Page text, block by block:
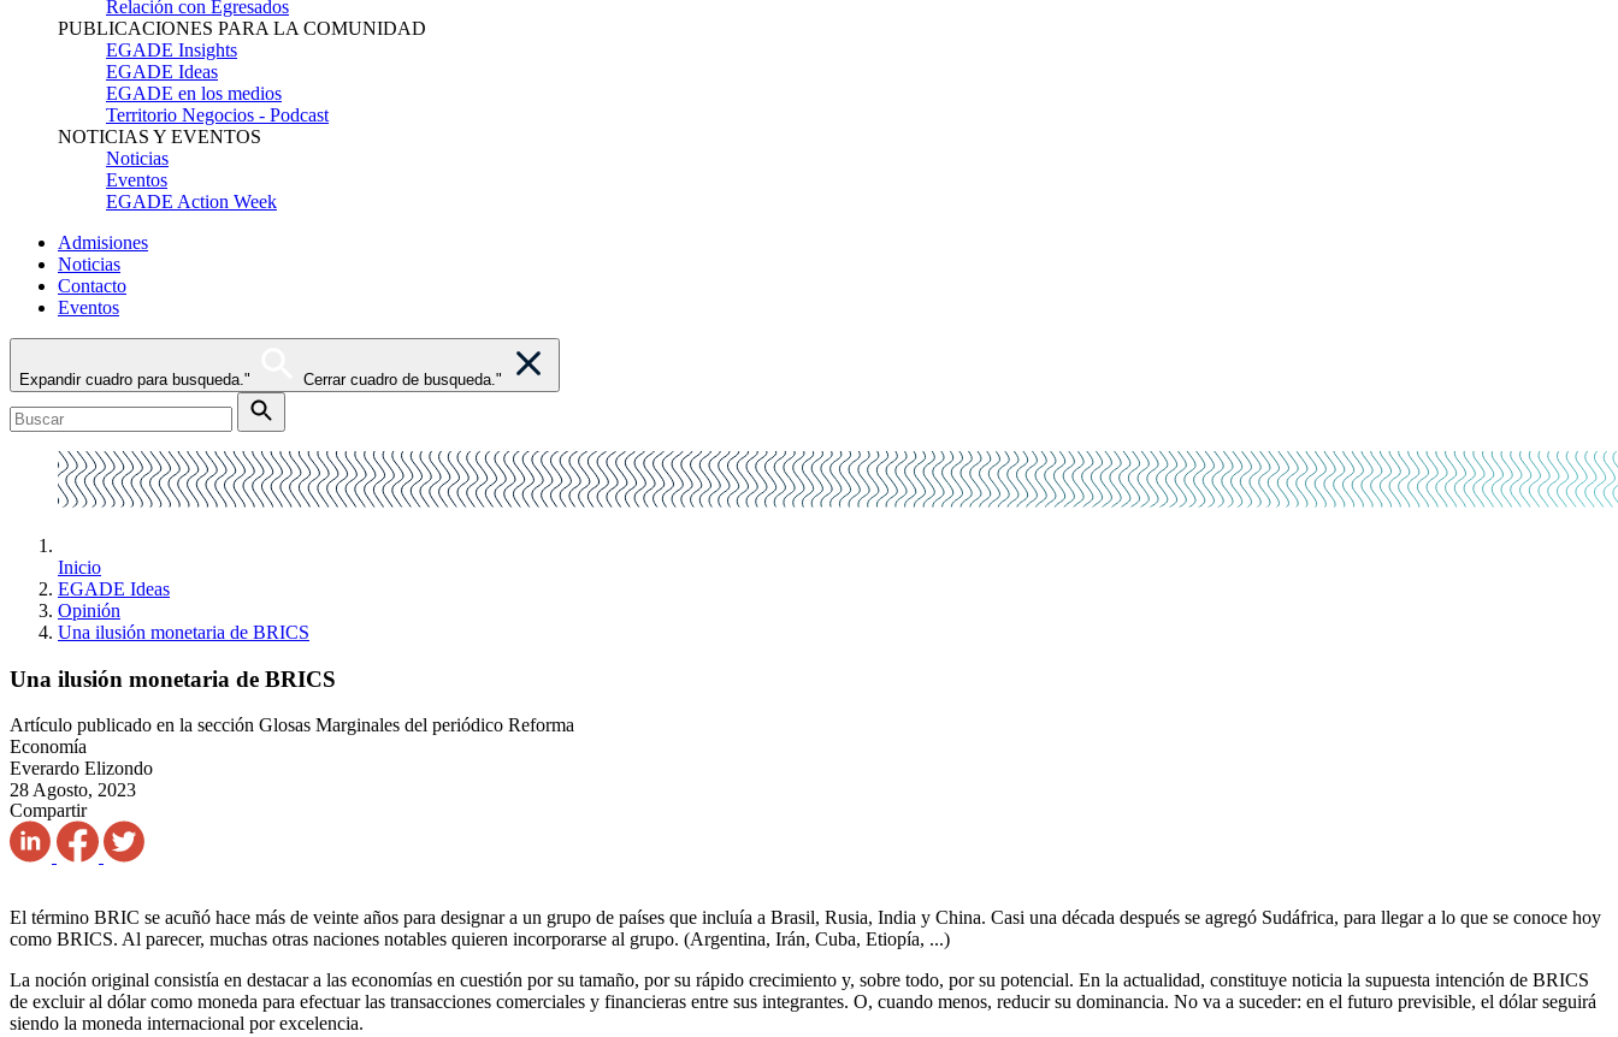
Relación con Egresados
PUBLICACIONES PARA LA COMUNIDAD
EGADE Insights
EGADE Ideas
EGADE en los medios
Territorio Negocios - Podcast
NOTICIAS Y EVENTOS
Noticias
Eventos
EGADE Action Week
Admisiones
Noticias
Contacto
Eventos
Expandir cuadro para busqueda." Cerrar cuadro de busqueda."
Inicio
EGADE Ideas
Opinión
Una ilusión monetaria de BRICS
Una ilusión monetaria de BRICS
Artículo publicado en la sección Glosas Marginales del periódico Reforma
Economía
Everardo Elizondo
28 Agosto, 2023
Compartir
El término BRIC se acuñó hace más de veinte años para designar a un grupo de países que incluía a Brasil, Rusia, India y China. Casi una década después se agregó Sudáfrica, para llegar a lo que se conoce hoy
como BRICS. Al parecer, muchas otras naciones notables quieren incorporarse al grupo. (Argentina, Irán, Cuba, Etiopía, ...)
La noción original consistía en destacar a las economías en cuestión por su tamaño, por su rápido crecimiento y, sobre todo, por su potencial. En la actualidad, constituye noticia la supuesta intención de BRICS
de excluir al dólar como moneda para efectuar las transacciones comerciales y financieras entre sus integrantes. O, cuando menos, reducir su dominancia. No va a suceder: en el futuro previsible, el dólar seguirá
siendo la moneda internacional por excelencia.